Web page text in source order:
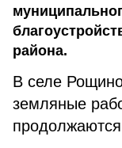
района.
В селе
земляные